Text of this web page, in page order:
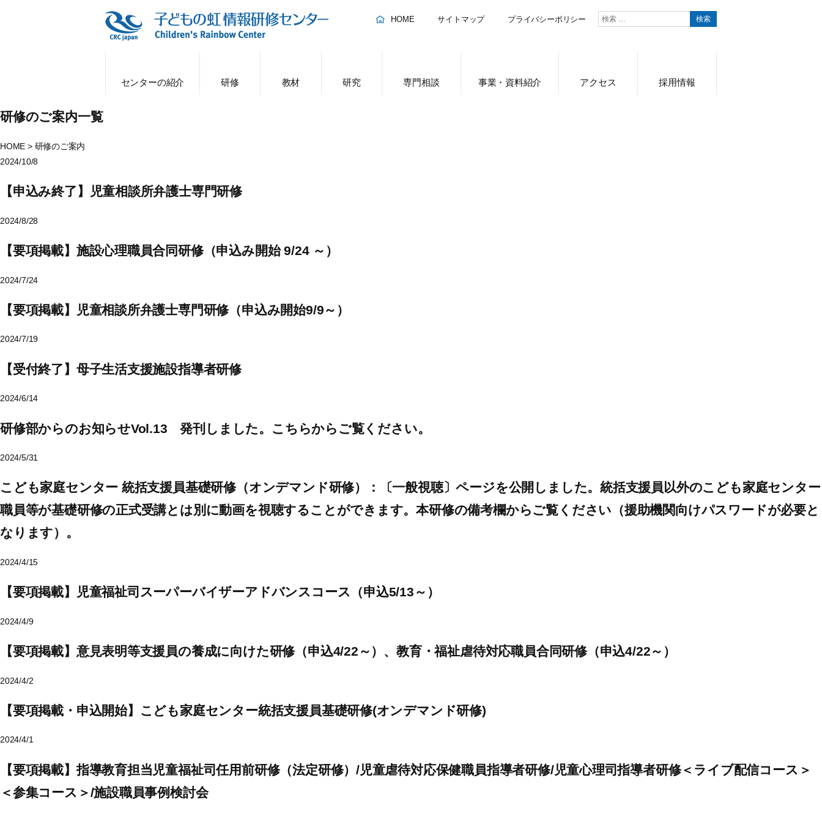
HOME サイトマップ プライバシーポリシー
検
センターの紹介 研修 教材 研究 専門相談 事業・資料紹介 アクセス 採用情報
研修のご案内一覧
HOME > 研修のご案内
2024/10/8
【申込み終了】児童相談所弁護士専門研修
2024/8/28
【要項掲載】施設心理職員合同研修（申込み開始 9/24 ～）
2024/7/24
【要項掲載】児童相談所弁護士専門研修（申込み開始9/9～）
2024/7/19
【受付終了】母子生活支援施設指導者研修
2024/6/14
研修部からのお知らせVol.13 発刊しました。こちらからご覧ください。
2024/5/31
こども家庭センター 統括支援員基礎研修（オンデマンド研修）：〔一般視聴〕ページを公開しました。統括支援員以外のこども家庭センター
職員等が基礎研修の正式受講とは別に動画を視聴することができます。本研修の備考欄からご覧ください（援助機関向けパスワードが必要と
なります）。
2024/4/15
【要項掲載】児童福祉司スーパーバイザーアドバンスコース（申込5/13～）
2024/4/9
【要項掲載】意見表明等支援員の養成に向けた研修（申込4/22～）、教育・福祉虐待対応職員合同研修（申込4/22～）
2024/4/2
【要項掲載・申込開始】こども家庭センター統括支援員基礎研修(オンデマンド研修)
2024/4/1
【要項掲載】指導教育担当児童福祉司任用前研修（法定研修）/児童虐待対応保健職員指導者研修/児童心理司指導者研修＜ライブ配信コース＞
＜参集コース＞/施設職員事例検討会